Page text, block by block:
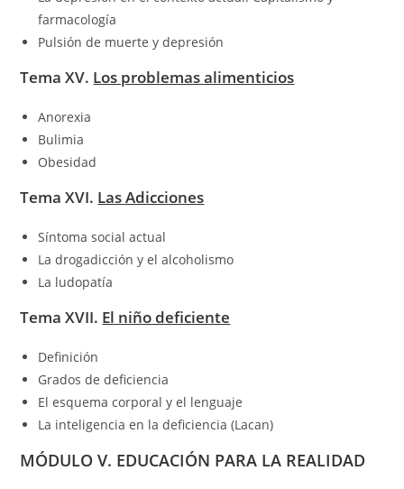
farmacología
Pulsión de muerte y depresión
Tema XV. Los problemas alimenticios
Anorexia
Bulimia
Obesidad
Tema XVI. Las Adicciones
Síntoma social actual
La drogadicción y el alcoholismo
La ludopatía
Tema XVII. El niño deficiente
Definición
Grados de deficiencia
El esquema corporal y el lenguaje
La inteligencia en la deficiencia (Lacan)
MÓDULO V. EDUCACIÓN PARA LA REALIDAD